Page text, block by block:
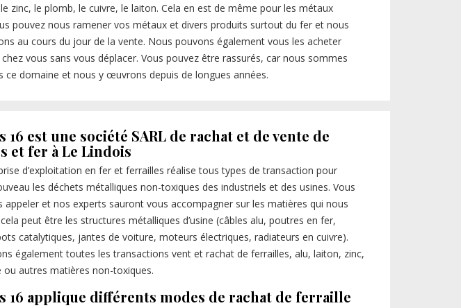
le zinc, le plomb, le cuivre, le laiton. Cela en est de même pour les métaux
pouvez nous ramener vos métaux et divers produits surtout du fer et nous
au cours du jour de la vente. Nous pouvons également vous les acheter
vous sans vous déplacer. Vous pouvez être rassurés, car nous sommes
ce domaine et nous y œuvrons depuis de longues années.
16 est une société SARL de rachat et de vente de
et fer à Le Lindois
d’exploitation en fer et ferrailles réalise tous types de transaction pour
les déchets métalliques non-toxiques des industriels et des usines. Vous
appeler et nos experts sauront vous accompagner sur les matières qui nous
peut être les structures métalliques d’usine (câbles alu, poutres en fer,
catalytiques, jantes de voiture, moteurs électriques, radiateurs en cuivre).
également toutes les transactions vent et rachat de ferrailles, alu, laiton, zinc,
ou autres matières non-toxiques.
16 applique différents modes de rachat de ferraille